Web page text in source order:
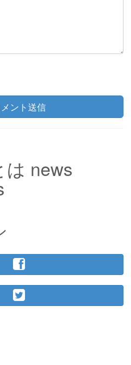
ント送信
news